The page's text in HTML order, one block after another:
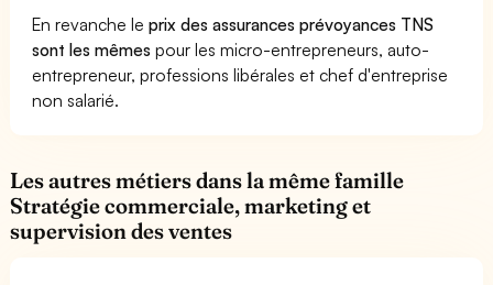
En revanche leprix des assurances prévoyances TNS
sont les mêmes pour les micro-entrepreneurs, auto-
entrepreneur, professions libérales et chef d'entreprise
non salarié.
Les autres métiers dans la même famille
Stratégie commerciale, marketing et
supervision des ventes